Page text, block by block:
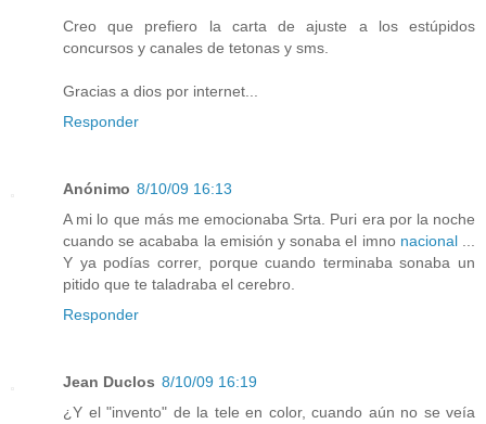
Creo que prefiero la carta de ajuste a los estúpidos
concursos y canales de tetonas y sms.
Gracias a dios por internet...
Responder
Anónimo 8/10/09 16:13
A mi lo que más me emocionaba Srta. Puri era por la noche
cuando se acababa la emisión y sonaba el imno nacional
Y ya podías correr, porque cuando terminaba sonaba un
pitido que te taladraba el cerebro.
Responder
Jean Duclos 8/10/09 16:19
¿Y el "invento" de la tele en color, cuando aún no se veía